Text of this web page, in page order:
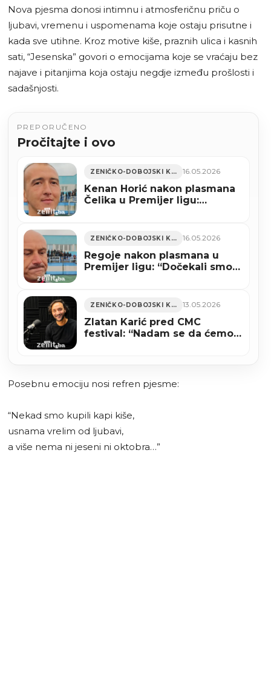
Nova pjesma donosi intimnu i atmosferičnu priču o
ljubavi, vremenu i uspomenama koje ostaju prisutne i
kada sve utihne. Kroz motive kiše, praznih ulica i kasnih
sati, “Jesenska” govori o emocijama koje se vraćaju bez
najave i pitanjima koja ostaju negdje između prošlosti i
sadašnjosti.
PREPORUČENO
Pročitajte i ovo
ZENIČKO-DOBOJSKI KANTON 16.05.2026
Kenan Horić nakon plasmana
Čelika u Premijer ligu:
ZENIČKO-DOBOJSKI KANTON 16.05.2026
Regoje nakon plasmana u
Premijer ligu: “Dočekali smo
ZENIČKO-DOBOJSKI KANTON 13.05.2026
Zlatan Karić pred CMC
festival: “Nadam se da ćemo
Posebnu emociju nosi refren pjesme:
“Nekad smo kupili kapi kiše,
usnama vrelim od ljubavi,
a više nema ni jeseni ni oktobra…”